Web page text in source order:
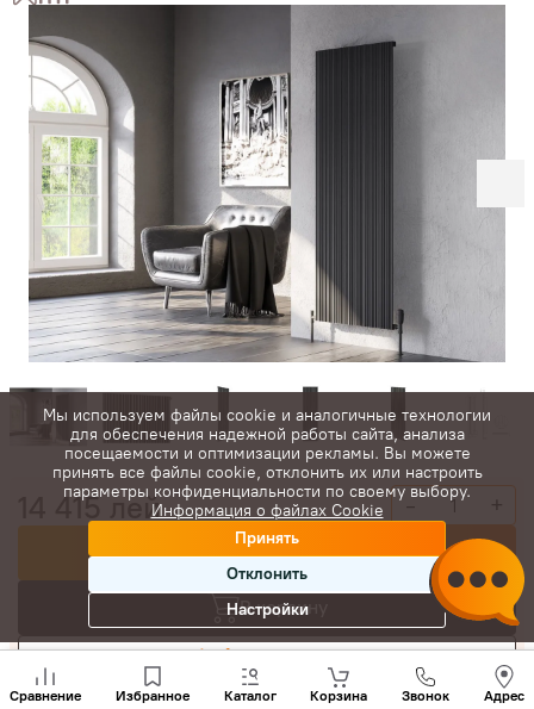
14 415лей - +
Купить сейчас
В корзину
Торговаться
Сравнение Избранное Каталог Корзина Звонок Адрес
нам
+(373)
Мы используем файлы cookie и аналогичные технологии
для обеспечения надежной работы сайта, анализа
посещаемости и оптимизации рекламы. Вы можете
принять все файлы cookie, отклонить их или настроить
параметры конфиденциальности по своему выбору.
Информация о файлах Cookie
Принять
Отклонить
Настройки